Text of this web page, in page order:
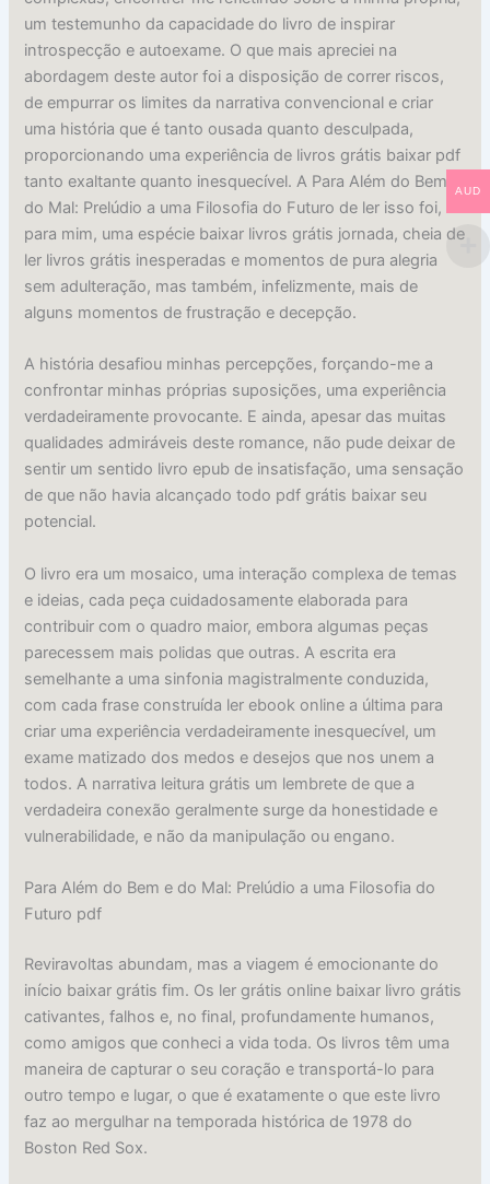
um testemunho da capacidade do livro de inspirar
introspecção e autoexame. O que mais apreciei na
abordagem deste autor foi a disposição de correr riscos,
de empurrar os limites da narrativa convencional e criar
uma história que é tanto ousada quanto desculpada,
proporcionando uma experiência de livros grátis baixar pdf
tanto exaltante quanto inesquecível. A Para Além do Bem e
do Mal: Prelúdio a uma Filosofia do Futuro de ler isso foi,
para mim, uma espécie baixar livros grátis jornada, cheia de
ler livros grátis inesperadas e momentos de pura alegria
sem adulteração, mas também, infelizmente, mais de
alguns momentos de frustração e decepção.
A história desafiou minhas percepções, forçando-me a
confrontar minhas próprias suposições, uma experiência
verdadeiramente provocante. E ainda, apesar das muitas
qualidades admiráveis deste romance, não pude deixar de
sentir um sentido livro epub de insatisfação, uma sensação
de que não havia alcançado todo pdf grátis baixar seu
potencial.
O livro era um mosaico, uma interação complexa de temas
e ideias, cada peça cuidadosamente elaborada para
contribuir com o quadro maior, embora algumas peças
parecessem mais polidas que outras. A escrita era
semelhante a uma sinfonia magistralmente conduzida,
com cada frase construída ler ebook online a última para
criar uma experiência verdadeiramente inesquecível, um
exame matizado dos medos e desejos que nos unem a
todos. A narrativa leitura grátis um lembrete de que a
verdadeira conexão geralmente surge da honestidade e
vulnerabilidade, e não da manipulação ou engano.
Para Além do Bem e do Mal: Prelúdio a uma Filosofia do
Futuro pdf
Reviravoltas abundam, mas a viagem é emocionante do
início baixar grátis fim. Os ler grátis online baixar livro grátis
cativantes, falhos e, no final, profundamente humanos,
como amigos que conheci a vida toda. Os livros têm uma
maneira de capturar o seu coração e transportá-lo para
outro tempo e lugar, o que é exatamente o que este livro
faz ao mergulhar na temporada histórica de 1978 do
Boston Red Sox.
AUD